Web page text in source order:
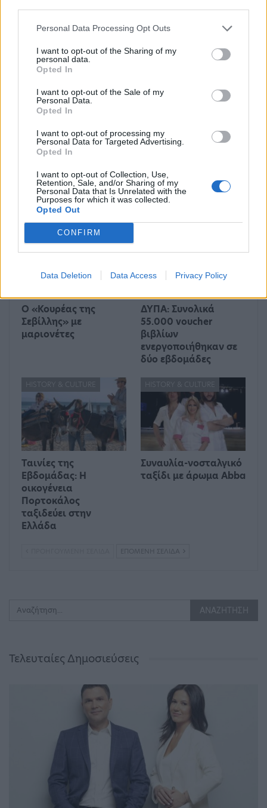
Personal Data Processing Opt Outs
I want to opt-out of the Sharing of my
personal data.
Opted In
I want to opt-out of the Sale of my
Personal Data.
Opted In
I want to opt-out of processing my
Personal Data for Targeted Advertising.
Opted In
I want to opt-out of Collection, Use,
Retention, Sale, and/or Sharing of my
Personal Data that Is Unrelated with the
Purposes for which it was collected.
Opted Out
CONFIRM
Data Deletion Data Access Privacy Policy
Αυγούστου
ΠΡΟΗΓΟΎΜΕΝΟ ΆΡΘΡΟ
Εξυπηρέτηση με ένα
«κλικ»: 200 Δήμοι έχουν
ενταχθεί στο gov.gr
ΕΠΌΜΕΝΟ ΆΡΘΡΟ
Ποιος δημοσιογράφος
και πάει στην Μπέττυ
Μαγγίρα;
Μπορεί επίσης να σε ενδιαφέρει
HISTORY & CULTURE
Ο «Κουρέας της
Σεβίλλης» με
μαριονέτες
ΔΥΠΑ: Συνολικά
55.000 voucher
βιβλίων
ενεργοποιήθηκαν σε
δύο εβδομάδες
HISTORY & CULTURE
Ταινίες της
Εβδομάδας: Η
οικογένεια
Πορτοκάλος
ταξιδεύει στην
Ελλάδα
HISTORY & CULTURE
Συναυλία-νοσταλγικό
ταξίδι με άρωμα Abba
ΕΠΌΜΕΝΗ ΣΕΛΊΔΑ
Τελευταίες Δημοσιεύσεις